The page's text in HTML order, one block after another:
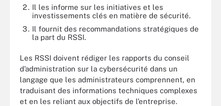
Il les informe sur les initiatives et les
investissements clés en matière de sécurité.
Il fournit des recommandations stratégiques de
la part du RSSI.
Les RSSI doivent rédiger les rapports du conseil
d’administration sur la cybersécurité dans un
langage que les administrateurs comprennent, en
traduisant des informations techniques complexes
et en les reliant aux objectifs de l’entreprise.